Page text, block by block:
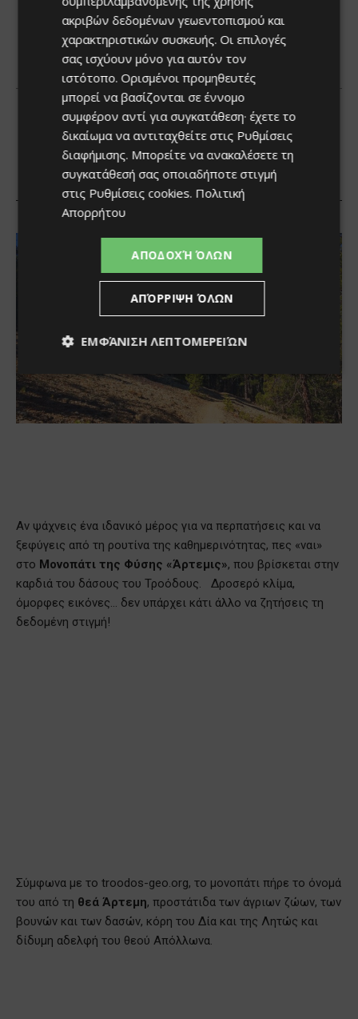
ακριβών δεδομένων γεωεντοπισμού και
χαρακτηριστικών συσκευής. Οι επιλογές
σας ισχύουν μόνο για αυτόν τον
ιστότοπο. Ορισμένοι προμηθευτές
μπορεί να βασίζονται σε έννομο
συμφέρον αντί για συγκατάθεση· έχετε το
δικαίωμα να αντιταχθείτε στις Ρυθμίσεις
διαφήμισης. Μπορείτε να ανακαλέσετε τη
συγκατάθεσή σας οποιαδήποτε στιγμή
στις Ρυθμίσεις cookies. Πολιτική
Απορρήτου
ΑΠΟΔΟΧΉ ΌΛΩΝ
ΑΠΌΡΡΙΨΗ ΌΛΩΝ
ΕΜΦΆΝΙΣΗ ΛΕΠΤΟΜΕΡΕΙΏΝ